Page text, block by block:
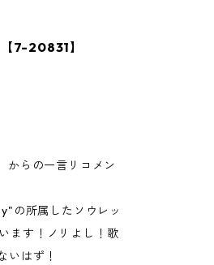
7-20831】
からの一言リコメン
の所属したソウレッ
ます！ノリよし！歌
いはず！